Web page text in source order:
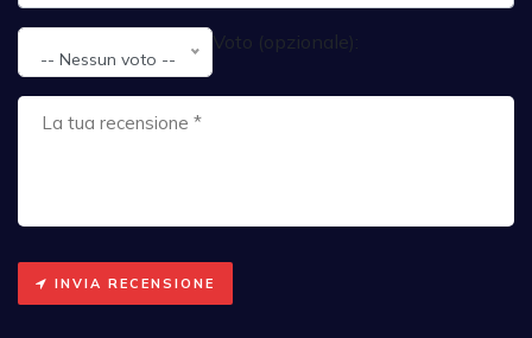
Voto (opzionale):
-- Nessun voto --
INVIA RECENSIONE